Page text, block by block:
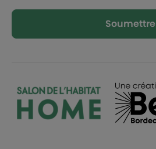
Soumettre